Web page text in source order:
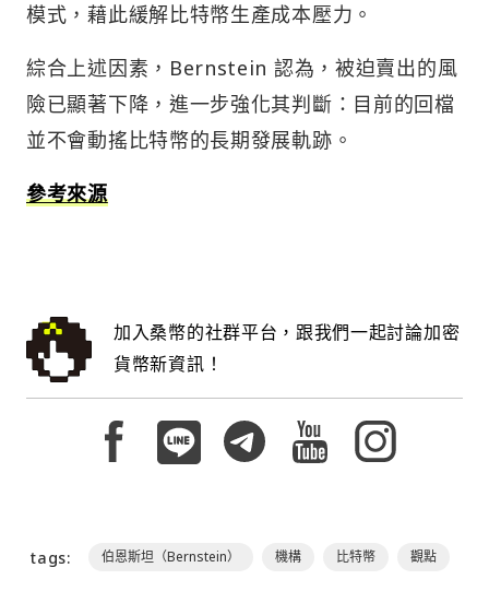
模式，藉此緩解比特幣生產成本壓力。
綜合上述因素，Bernstein 認為，被迫賣出的風
險已顯著下降，進一步強化其判斷：目前的回檔
並不會動搖比特幣的長期發展軌跡。
參考來源
加入桑幣的社群平台，跟我們一起討論加密
貨幣新資訊！
tags: 伯恩斯坦（Bernstein） 機構 比特幣 觀點